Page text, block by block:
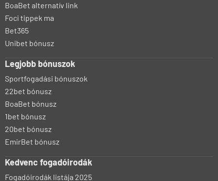
BoaBet alternatív link
Foci tippek ma
Bet365
Unibet bónusz
Legjobb bónuszok
Sportfogadási bónuszok
22bet bónusz
BoaBet bónusz
1bet bónusz
20bet bónusz
EmirBet bónusz
Kedvenc fogadóirodák
Fogadóirodák listája 2025